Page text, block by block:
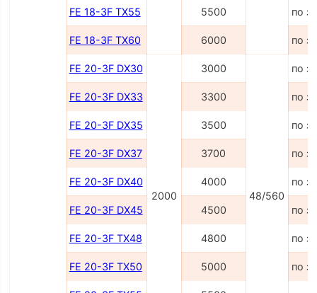
FE 18-3F TX55 5500 по
FE 18-3F TX60 6000 по
FE 20-3F DX30
2000
3000
48/560
по
FE 20-3F DX33 3300 по
FE 20-3F DX35 3500 по
FE 20-3F DX37 3700 по
FE 20-3F DX40 4000 по
FE 20-3F DX45 4500 по
FE 20-3F TX48 4800 по
FE 20-3F TX50 5000 по